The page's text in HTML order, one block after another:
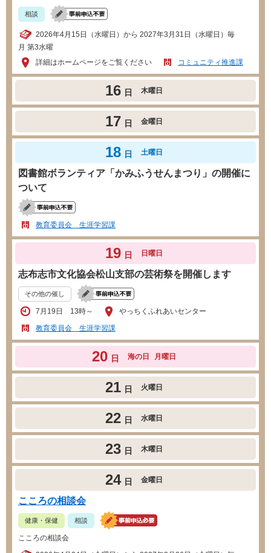
相談
2026年4月15日（水曜日）から 2027年3月31日（水曜日）毎
月 第3水曜
詳細はホームページをご覧ください
コミュニティ推進課
16 日 木曜日
17 日 金曜日
18 日 土曜日
図書館ボランティア「かみふうせんまつり」の開催に
ついて
教育委員会 生涯学習課
19 日 日曜日
志布志市文化協会松山支部の芸術祭を開催します
その他の催し
7月19日 13時～
やっちくふれあいセンター
教育委員会 生涯学習課
20 日 海の日 月曜日
21 日 火曜日
22 日 水曜日
23 日 木曜日
24 日 金曜日
こころの相談会
健康・保健 相談
こころの相談会